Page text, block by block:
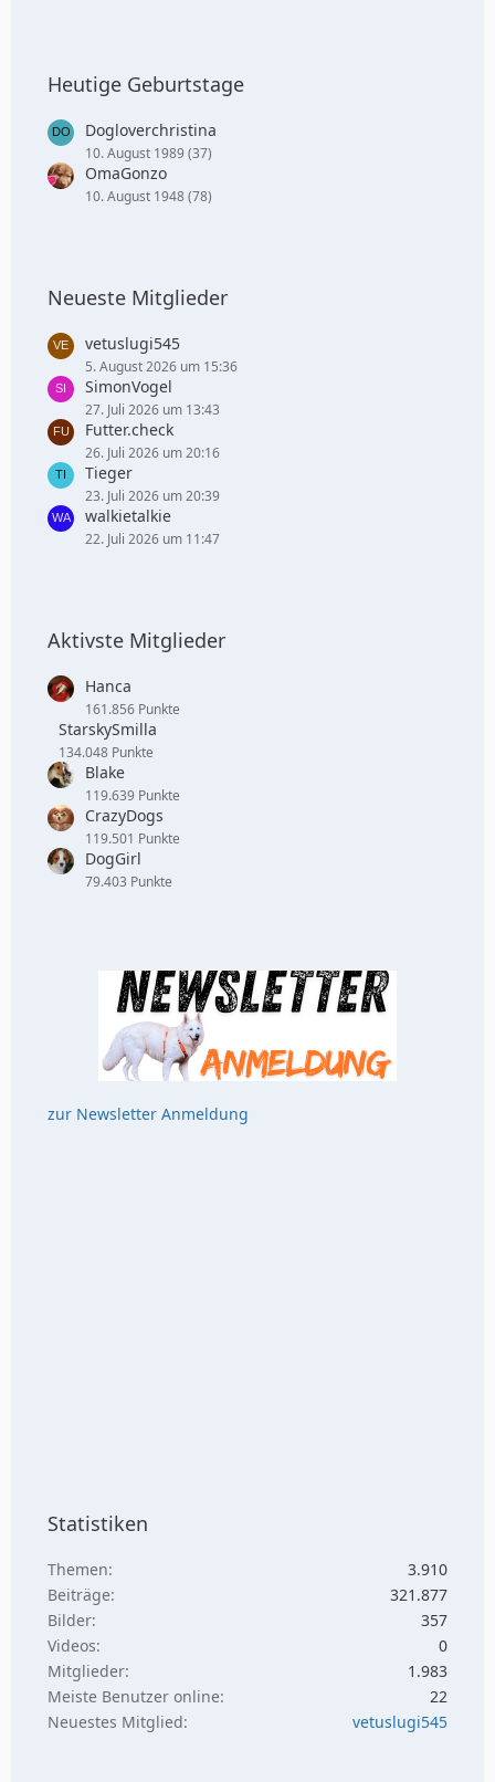
Heutige Geburtstage
Dogloverchristina
10. August 1989 (37)
OmaGonzo
10. August 1948 (78)
Neueste Mitglieder
vetuslugi545
5. August 2026 um 15:36
SimonVogel
27. Juli 2026 um 13:43
Futter.check
26. Juli 2026 um 20:16
Tieger
23. Juli 2026 um 20:39
walkietalkie
22. Juli 2026 um 11:47
Aktivste Mitglieder
Hanca
161.856 Punkte
StarskySmilla
134.048 Punkte
Blake
119.639 Punkte
CrazyDogs
119.501 Punkte
DogGirl
79.403 Punkte
zur Newsletter Anmeldung
Statistiken
Themen
3.910
Beiträge
321.877
Bilder
357
Videos
0
Mitglieder
1.983
Meiste Benutzer online
22
Neuestes Mitglied
vetuslugi545